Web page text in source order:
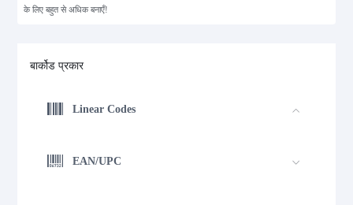
के लिए बहुत से अधिक बनाएँ!
बार्कोड प्रकार
Linear Codes
EAN/UPC